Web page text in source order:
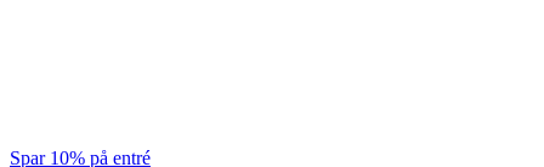
Spar 10% på entré